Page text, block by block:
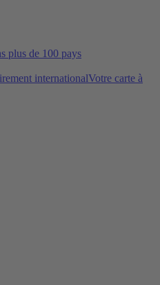
plus de 100 pays
internationalVotre carte à